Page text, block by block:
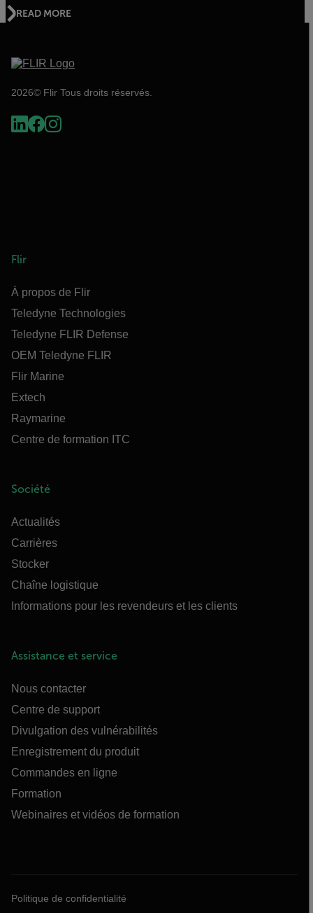
READ MORE
2026© Flir Tous droits réservés.
Flir
À propos de Flir
Teledyne Technologies
Teledyne FLIR Defense
OEM Teledyne FLIR
Flir Marine
Extech
Raymarine
Centre de formation ITC
Société
Actualités
Carrières
Stocker
Chaîne logistique
Informations pour les revendeurs et les clients
Assistance et service
Nous contacter
Centre de support
Divulgation des vulnérabilités
Enregistrement du produit
Commandes en ligne
Formation
Webinaires et vidéos de formation
Politique de confidentialité